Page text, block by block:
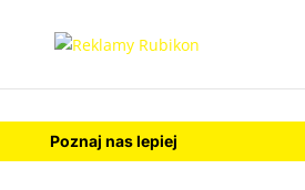
Poznaj nas lepiej